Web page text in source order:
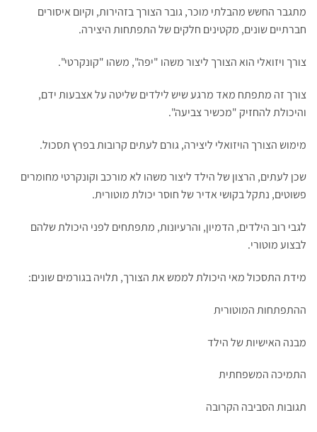
מתגבר החשש מהבלתי מוכר, גובר הצורך בזהירות, וקיום איסורים
חברתיים שונים, מקטינים חלקים של התפתחות היצירה.
צורך ויזואלי הוא הצורך ליצור משהו "יפה", משהו "קונקרטי".
צורך זה מתפתח מאד מרגע שיש לילדים שליטה על אצבעות ידם,
והיכולת להחזיק "מכשיר צביעה".
מימוש הצורך הויזואלי ליצירה, גורם לעתים קרובות בפרץ תסכול.
שכן לעתים, הרצון של הילד ליצור משהו לא מורכב וקונקרטי מחומרים
פשוטים, נתקל בקושי אדיר של חוסר יכולת מוטורית.
לגבי רוב הילדים, הדמיון, והרעיונות, מתפתחים לפני היכולת שלהם
לבצוע מוטורי.
מידת התסכול מאי היכולת לממש את הצורך, תלויה בגורמים שונים:
ההתפתחות המוטורית
מבנה האישיות של הילד
התמיכה המשפחתית
תגובות הסביבה הקרובה